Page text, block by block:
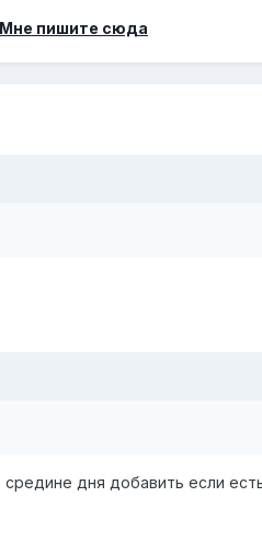
Мне пишите сюда
дня добавить если